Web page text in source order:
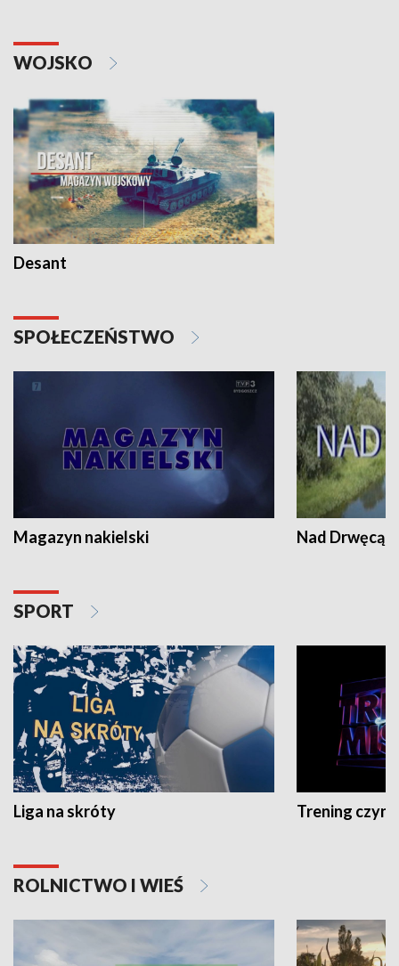
WOJSKO
Desant
SPOŁECZEŃSTWO
Magazyn nakielski Nad Drwęcą
SPORT
Liga na skróty Trening czyni
ROLNICTWO I WIEŚ